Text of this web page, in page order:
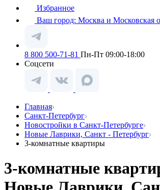
Избранное
Ваш город: Москва и Московская
8 800 500-71-81 Пн-Пт 09:00-18:00
Соцсети
Главная
Санкт-Петербург
Новостройки в Санкт-Петербурге
Новые Лаврики, Санкт - Петербург
3-комнатные квартиры
3-комнатные